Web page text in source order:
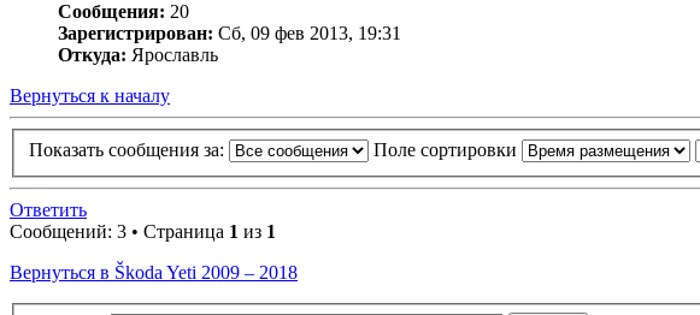
Сообщения: 20
Зарегистрирован: Сб, 09 фев 2013, 19:31
Откуда: Ярославль
Вернуться к началу
Показать сообщения за: Поле сортировки
Ответить
Сообщений: 3 • Страница 1 из 1
Вернуться в Škoda Yeti 2009 – 2018